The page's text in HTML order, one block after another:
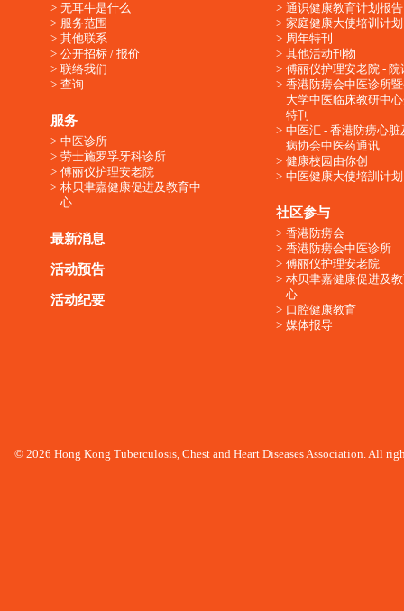
无耳牛是什么
服务范围
其他联系
公开招标 / 报价
联络我们
查询
服务
中医诊所
劳士施罗孚牙科诊所
傅丽仪护理安老院
林贝聿嘉健康促进及教育中
心
最新消息
活动预告
活动纪要
通识健康教育计划报告
家庭健康大使培训计划
周年特刊
其他活动刊物
傅丽仪护理安老院 - 院
香港防痨会中医诊所
大学中医临床教研中
特刊
中医汇 - 香港防痨心脏
病协会中医药通讯
健康校园由你创
中医健康大使培訓计划
社区参与
香港防痨会
香港防痨会中医诊所
傅丽仪护理安老院
林贝聿嘉健康促进及
心
口腔健康教育
媒体报导
© 2026 Hong Kong Tuberculosis, Chest and Heart Diseases Association. All